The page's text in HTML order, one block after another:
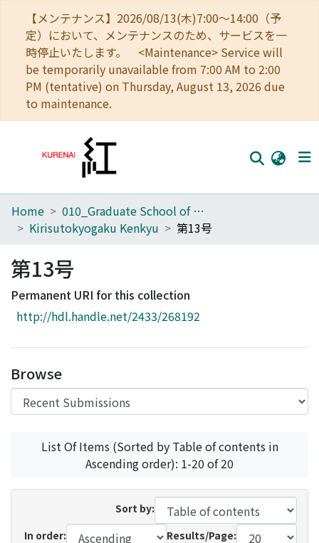
【メンテナンス】2026/08/13(木)7:00～14:00（予
定）において、メンテナンスのため、サービスを一
時停止いたします。 <Maintenance> Service will
be temporarily unavailable from 7:00 AM to 2:00
PM (tentative) on Thursday, August 13, 2026 due
to maintenance.
Home
Browse
Download Ranking
Access Statistics
Home
010_Graduate School of Letters
Kirisutokyogaku Kenkyu
第13号
第13号
Permanent URI for this collection
http://hdl.handle.net/2433/268192
Browse
List Of Items (Sorted by Table of contents in
Ascending order): 1-20 of 20
Sort by:
In order:
Results/Page: